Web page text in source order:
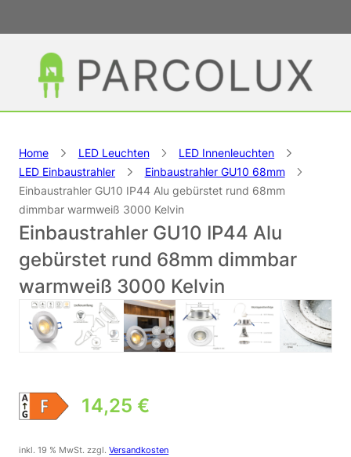
Home LED Leuchten
LED Innenleuchten
LED Einbaustrahler
Einbaustrahler GU10 68mm
Einbaustrahler GU10 IP44 Alu gebürstet rund 68mm
dimmbar warmweiß 3000 Kelvin
Einbaustrahler GU10 IP44 Alu
gebürstet rund 68mm dimmbar
warmweiß 3000 Kelvin
14,25 €
inkl. 19 % MwSt. zzgl.Versandkosten